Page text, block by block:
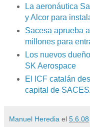
La aeronáutica
y Alcor para
Sacesa aprueba
millones para
Los nuevos
SK Aerospace
El ICF catalán
capital de
Manuel Heredia el 5.6.08